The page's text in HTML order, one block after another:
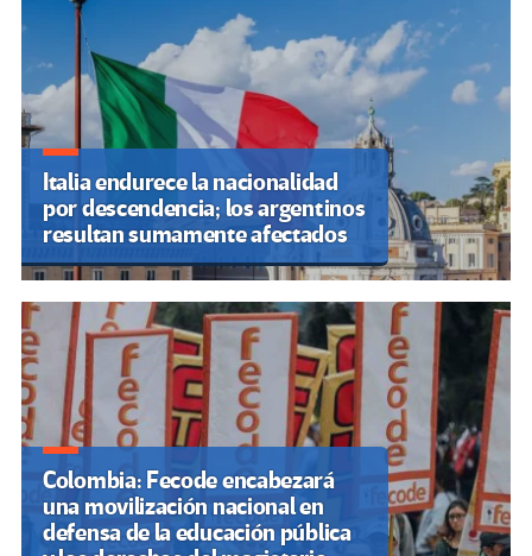
Italia endurece la nacionalidad
por descendencia; los argentinos
resultan sumamente afectados
Colombia: Fecode encabezará
una movilización nacional en
defensa de la educación pública